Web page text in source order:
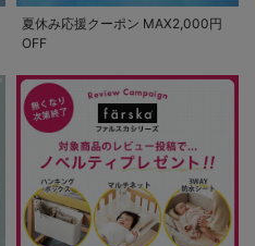
夏休み応援クーポン MAX2,000円
OFF